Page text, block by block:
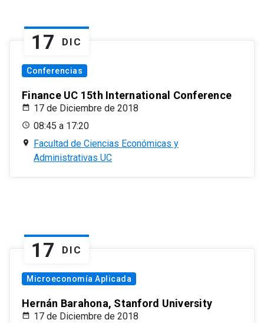
17 DIC
Conferencias
Finance UC 15th International Conference
17 de Diciembre de 2018
08:45 a 17:20
Facultad de Ciencias Económicas y
Administrativas UC
17 DIC
Microeconomía Aplicada
Hernán Barahona, Stanford University
17 de Diciembre de 2018